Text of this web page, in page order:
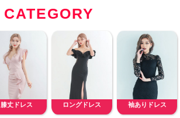
CATEGORY
膝丈ドレス ロングドレス 袖ありドレス